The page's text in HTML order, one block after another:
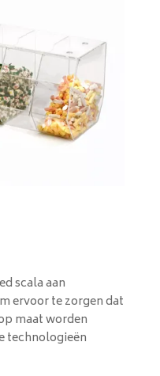
scala aan
ervoor te zorgen dat
maat worden
technologieën